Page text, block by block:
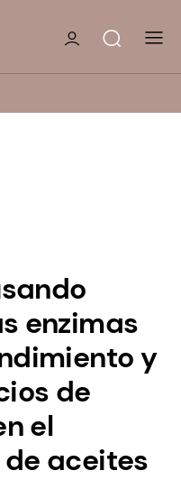
enzimas
y
de
el
aceites